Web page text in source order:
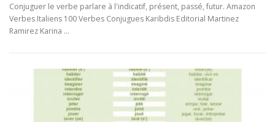
Conjuguer le verbe parlare à l'indicatif, présent, passé, futur. Amazon
Verbes Italiens 100 Verbes Conjugues Karibdis Editorial Martinez
Ramirez Karina …